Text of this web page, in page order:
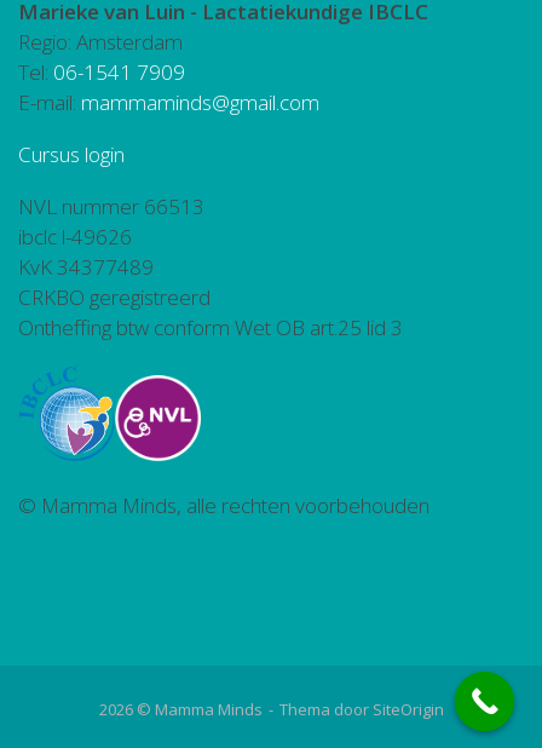
Marieke van Luin - Lactatiekundige IBCLC
Regio: Amsterdam
Tel: 06-1541 7909
E-mail: mammaminds@gmail.com
Cursus login
NVL nummer 66513
ibclc l-49626
KvK 34377489
CRKBO geregistreerd
Ontheffing btw conform Wet OB art.25 lid 3
© Mamma Minds, alle rechten voorbehouden
2026 © Mamma Minds Thema door SiteOrigin